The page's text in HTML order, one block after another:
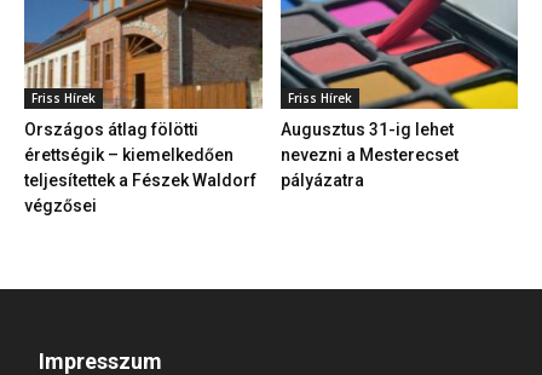
Friss Hírek
Országos átlag fölötti
érettségik – kiemelkedően
teljesítettek a Fészek Waldorf
végzősei
Friss Hírek
Augusztus 31-ig lehet
nevezni a Mesterecset
pályázatra
Impresszum